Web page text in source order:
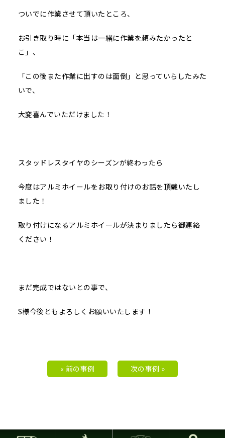
ついでに作業させて頂いたところ、
お引き取り時に「本当は一緒に作業を頼みたかったと
こ」、
「この後また作業に出すのは面倒」と思っていらしたみた
いで、
大変喜んでいただけました！
スタッドレスタイヤのシーズンが終わったら
今度はアルミホイールをお取り付けのお話を頂戴いたし
ました！
取り付けになるアルミホイールが決まりましたら御連絡
ください！
まだ完成ではないとの事で、
S様今後ともよろしくお願いいたします！
« 前の事例 次の事例 »